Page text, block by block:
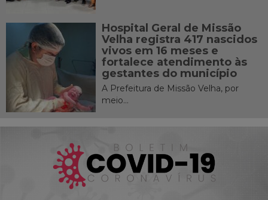
Hospital Geral de Missão
Velha registra 417 nascidos
vivos em 16 meses e
fortalece atendimento às
gestantes do município
A Prefeitura de Missão Velha, por
meio...